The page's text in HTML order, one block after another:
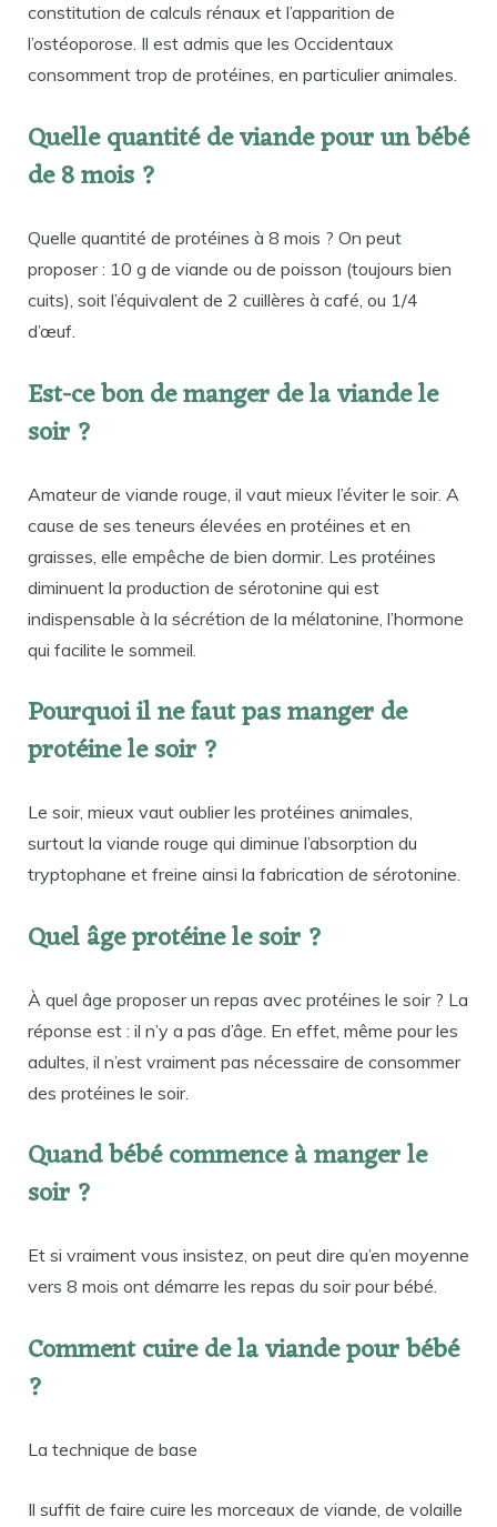
constitution de calculs rénaux et l’apparition de
l’ostéoporose. Il est admis que les Occidentaux
consomment trop de protéines, en particulier animales.
Quelle quantité de viande pour un bébé
de 8 mois ?
Quelle quantité de protéines à 8 mois ? On peut
proposer : 10 g de viande ou de poisson (toujours bien
cuits), soit l’équivalent de 2 cuillères à café, ou 1/4
d’œuf.
Est-ce bon de manger de la viande le
soir ?
Amateur de viande rouge, il vaut mieux l’éviter le soir. A
cause de ses teneurs élevées en protéines et en
graisses, elle empêche de bien dormir. Les protéines
diminuent la production de sérotonine qui est
indispensable à la sécrétion de la mélatonine, l’hormone
qui facilite le sommeil.
Pourquoi il ne faut pas manger de
protéine le soir ?
Le soir, mieux vaut oublier les protéines animales,
surtout la viande rouge qui diminue l’absorption du
tryptophane et freine ainsi la fabrication de sérotonine.
Quel âge protéine le soir ?
À quel âge proposer un repas avec protéines le soir ? La
réponse est : il n’y a pas d’âge. En effet, même pour les
adultes, il n’est vraiment pas nécessaire de consommer
des protéines le soir.
Quand bébé commence à manger le
soir ?
Et si vraiment vous insistez, on peut dire qu’en moyenne
vers 8 mois ont démarre les repas du soir pour bébé.
Comment cuire de la viande pour bébé
?
La technique de base
Il suffit de faire cuire les morceaux de viande, de volaille